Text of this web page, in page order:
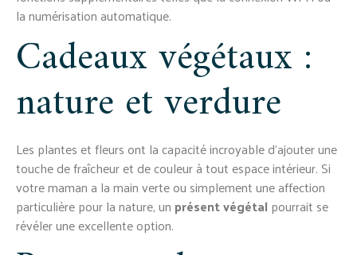
la numérisation automatique.
Cadeaux végétaux :
nature et verdure
Les plantes et fleurs ont la capacité incroyable d’ajouter une
touche de fraîcheur et de couleur à tout espace intérieur. Si
votre maman a la main verte ou simplement une affection
particulière pour la nature, un présent végétal pourrait se
révéler une excellente option.